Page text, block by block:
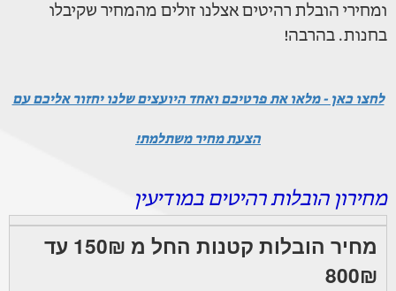
ומחירי הובלת רהיטים אצלנו זולים מהמחיר שקיבלו
בחנות. בהרבה!
לחצו כאן - מלאו את פרטיכם ואחד היועצים שלנו יחזור אליכם עם
הצעת מחיר משתלמת!
מחירון הובלות רהיטים במודיעין
מחיר הובלות קטנות החל מ 150₪ עד
800₪